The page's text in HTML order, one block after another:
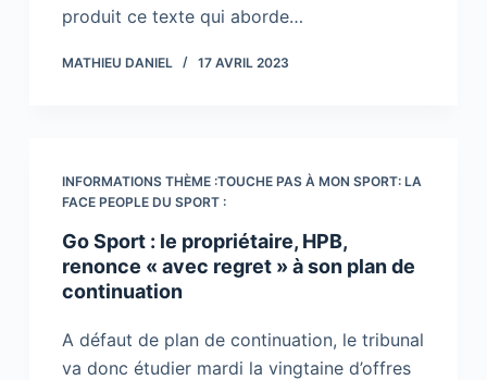
produit ce texte qui aborde…
MATHIEU DANIEL 17 AVRIL 2023
INFORMATIONS THÈME :TOUCHE PAS À MON SPORT: LA
FACE PEOPLE DU SPORT :
Go Sport : le propriétaire, HPB,
renonce « avec regret » à son plan de
continuation
A défaut de plan de continuation, le tribunal
va donc étudier mardi la vingtaine d’offres